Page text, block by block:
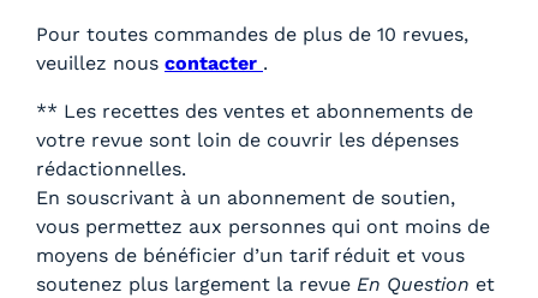
Pour toutes commandes de plus de 10 revues,
veuillez nous contacter .
** Les recettes des ventes et abonnements de
votre revue sont loin de couvrir les dépenses
rédactionnelles.
En souscrivant à un abonnement de soutien,
vous permettez aux personnes qui ont moins de
moyens de bénéficier d’un tarif réduit et vous
soutenez plus largement la revue En Question et